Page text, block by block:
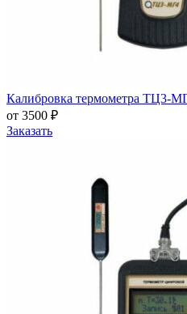
Калибровка термометра ТЦ3-
от 3500 ₽
Заказать